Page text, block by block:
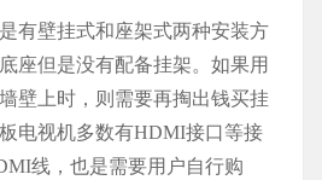
有壁挂式和座架式两种安装方
座但是没有配备挂架。如果用
壁上时，则需要再掏出钱买挂
电视机多数有HDMI接口等接
线，也是需要用户自行购